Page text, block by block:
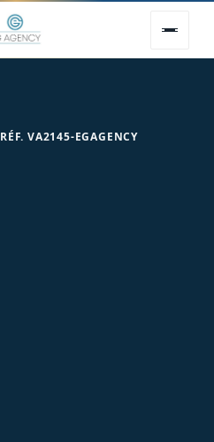
RÉF. VA2145-EGAGENCY